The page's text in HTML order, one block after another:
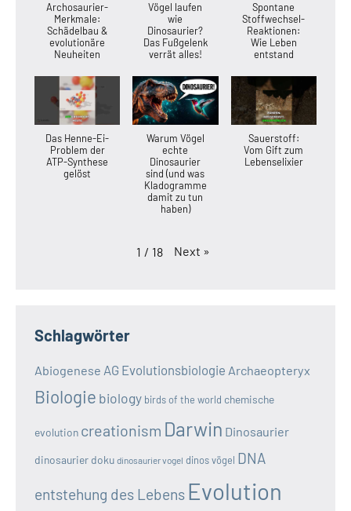
Archosaurier-
Merkmale:
Schädelbau &
evolutionäre
Neuheiten
Vögel laufen
wie
Dinosaurier?
Das Fußgelenk
verrät alles!
Spontane
Stoffwechsel-
Reaktionen:
Wie Leben
entstand
Das Henne-Ei-
Problem der
ATP-Synthese
gelöst
Warum Vögel
echte
Dinosaurier
sind (und was
Kladogramme
damit zu tun
haben)
Sauerstoff:
Vom Gift zum
Lebenselixier
1 / 18 Next »
Schlagwörter
Abiogenese AG Evolutionsbiologie Archaeopteryx
Biologie biology birds of the world chemische
evolution creationism Darwin Dinosaurier
dinosaurier doku dinosaurier vogel dinos vögel DNA
entstehung des Lebens Evolution